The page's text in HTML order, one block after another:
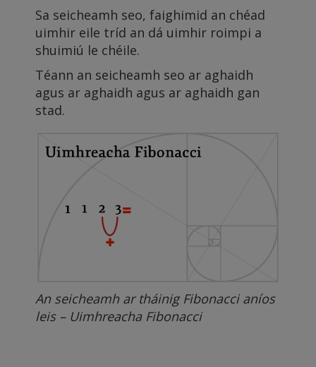
Sa seicheamh seo, faighimid an chéad
uimhir eile tríd an dá uimhir roimpi a
shuimiú le chéile.
Téann an seicheamh seo ar aghaidh
agus ar aghaidh agus ar aghaidh gan
stad.
An seicheamh ar tháinig Fibonacci aníos
leis – Uimhreacha Fibonacci